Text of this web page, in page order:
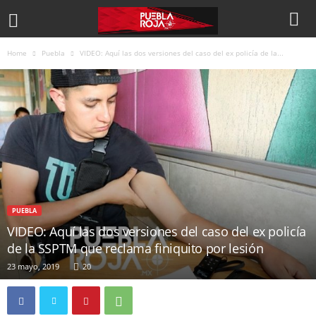
Home Puebla VIDEO: Aquí las dos versiones del caso del ex policía de la...
PUEBLA
VIDEO: Aquí las dos versiones del caso del ex policía
de la SSPTM que reclama finiquito por lesión
23 mayo, 2019 20